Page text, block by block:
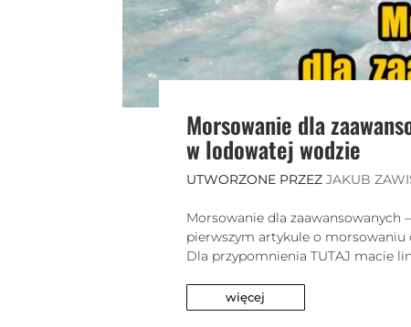
Morsowanie dla
w lodowatej wodzie
UTWORZONE PRZEZ JAKUB
Morsowanie dla zaawansowanych
pierwszym artykule o morsowaniu
Dla przypomnienia TUTAJ macie
więcej